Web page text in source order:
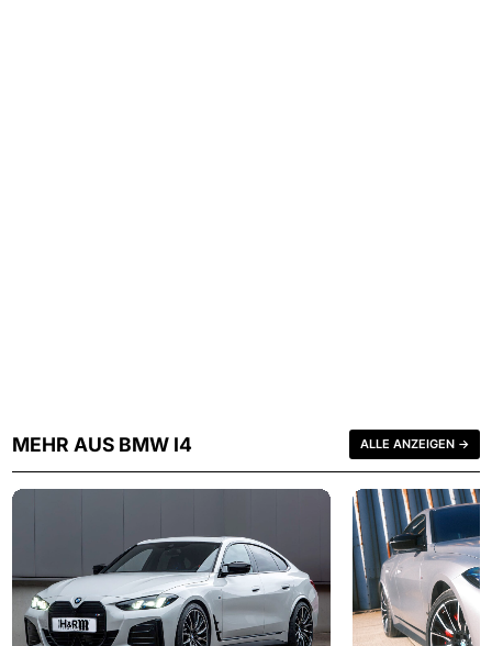
MEHR AUS BMW I4 ALLE ANZEIGEN →